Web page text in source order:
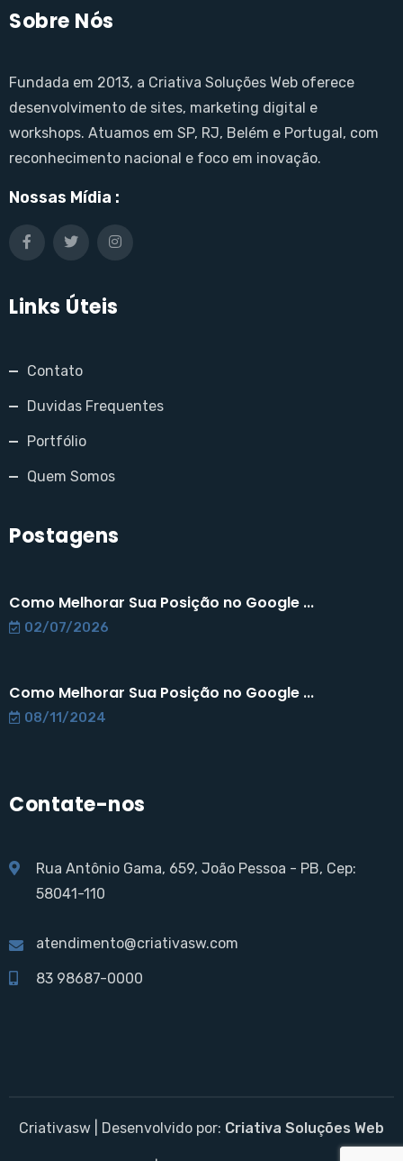
Sobre Nós
Fundada em 2013, a Criativa Soluções Web oferece
desenvolvimento de sites, marketing digital e
workshops. Atuamos em SP, RJ, Belém e Portugal, com
reconhecimento nacional e foco em inovação.
Nossas Mídia :
Links Úteis
Contato
Duvidas Frequentes
Portfólio
Quem Somos
Postagens
Como Melhorar Sua Posição no Google ...
02/07/2026
Como Melhorar Sua Posição no Google ...
08/11/2024
Contate-nos
Rua Antônio Gama, 659, João Pessoa - PB, Cep:
58041-110
atendimento@criativasw.com
83 98687-0000
Criativasw | Desenvolvido por: Criativa Soluções Web